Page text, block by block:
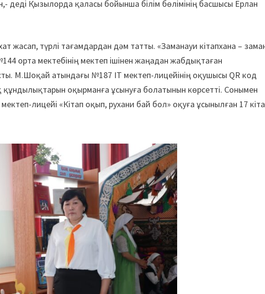
деді Қызылорда қаласы бойынша білім бөлімінің басшысы Ерлан
жасап, түрлі тағамдардан дәм татты. «Заманауи кітапхана –
орта мектебінің мектеп ішінен жаңадан жабдықтаған
М.Шоқай атындағы №187 IT мектеп-лицейінің оқушысы QR код
құндылықтарын оқырманға ұсынуға бола­тынын көрсетті. Сонымен
лицейі «Кітап оқып, рухани бай бол» оқуға ұсынылған 17